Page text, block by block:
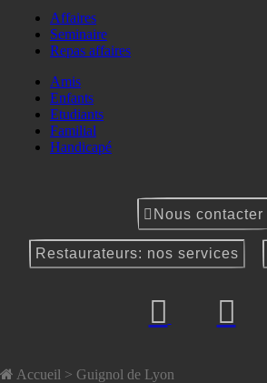
Affaires
Seminaire
Repas affaires
Amis
Enfants
Etudiants
Familial
Handicapé
Nous contacter
Restaurateurs: nos services
Accueil > Guignol de Lyon